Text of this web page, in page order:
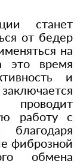
станет
от бедер
на
это время
и
работу с
фиброзной
обмена